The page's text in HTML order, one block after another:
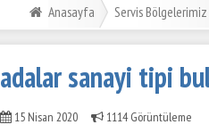
Anasayfa Servis Bölgelerimiz
adalar sanayi tipi
15 Nisan 2020 1114 Görüntüleme